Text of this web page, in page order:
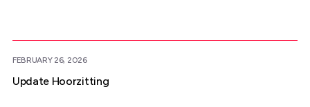
FEBRUARY 26, 2026
Update Hoorzitting